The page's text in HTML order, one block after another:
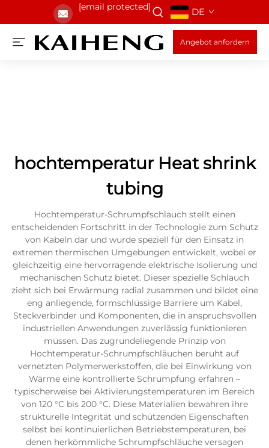
[email protected] DE
Angebot anfordern
hochtemperatur Heat shrink
tubing
Hochtemperatur-Schrumpfschlauch stellt einen
entscheidenden Fortschritt in der Technologie zum Schutz
von Kabeln dar und wurde speziell für den Einsatz in
extremen thermischen Umgebungen entwickelt, wobei er
gleichzeitig eine hervorragende elektrische Isolierung und
mechanischen Schutz bietet. Dieser spezielle Schlauch
zieht sich bei Erwärmung radial zusammen und bildet eine
eng anliegende, formschlüssige Barriere um Kabel,
Steckverbinder und Komponenten, die in anspruchsvollen
industriellen Anwendungen zuverlässig funktionieren
müssen. Das zugrundeliegende Prinzip von
Hochtemperatur-Schrumpfschläuchen beruht auf
vernetzten Polymerwerkstoffen, die bei Einwirkung von
Wärme eine kontrollierte Schrumpfung erfahren –
typischerweise bei Aktivierungstemperaturen im Bereich
von 120 °C bis 200 °C. Diese Materialien bewahren ihre
strukturelle Integrität und schützenden Eigenschaften
selbst bei kontinuierlichen Betriebstemperaturen, bei
denen herkömmliche Schrumpfschläuche versagen